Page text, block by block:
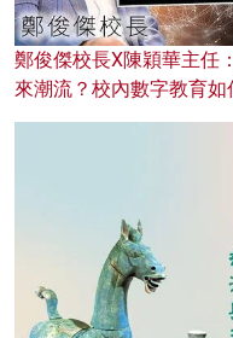
鄭俊傑校長X陳穎華主任
來潮流？校內數字教育如